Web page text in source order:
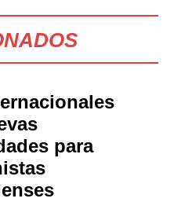
para